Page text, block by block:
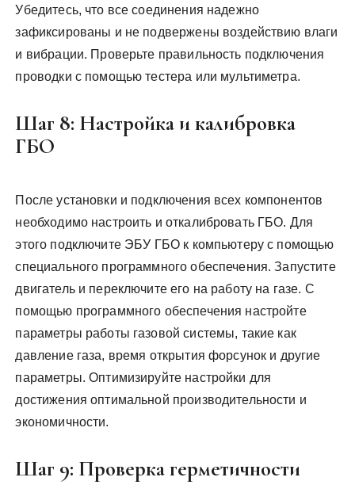
Убедитесь, что все соединения надежно
зафиксированы и не подвержены воздействию влаги
и вибрации. Проверьте правильность подключения
проводки с помощью тестера или мультиметра.
Шаг 8: Настройка и калибровка
ГБО
После установки и подключения всех компонентов
необходимо настроить и откалибровать ГБО. Для
этого подключите ЭБУ ГБО к компьютеру с помощью
специального программного обеспечения. Запустите
двигатель и переключите его на работу на газе. С
помощью программного обеспечения настройте
параметры работы газовой системы, такие как
давление газа, время открытия форсунок и другие
параметры. Оптимизируйте настройки для
достижения оптимальной производительности и
экономичности.
Шаг 9: Проверка герметичности